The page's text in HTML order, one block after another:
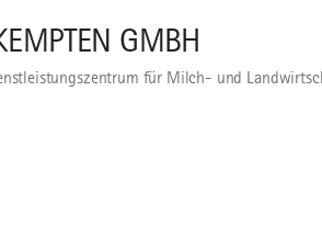
GMBH
für Milch- und